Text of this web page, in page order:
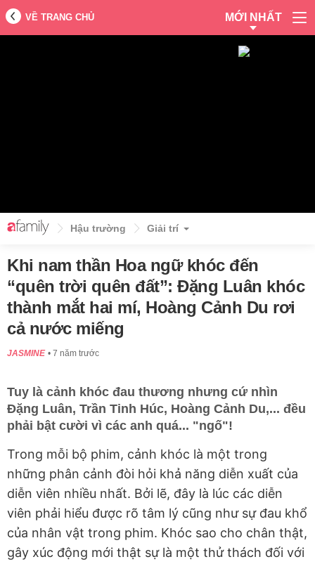
VỀ TRANG CHỦ MỚI NHẤT
Hậu trường Giải trí
Khi nam thần Hoa ngữ khóc đến
“quên trời quên đất”: Đặng Luân khóc
thành mắt hai mí, Hoàng Cảnh Du rơi
cả nước miếng
JASMINE 7 năm trước
Tuy là cảnh khóc đau thương nhưng cứ nhìn
Đặng Luân, Trần Tinh Húc, Hoàng Cảnh Du,... đều
phải bật cười vì các anh quá... "ngố"!
Trong mỗi bộ phim, cảnh khóc là một trong
những phân cảnh đòi hỏi khả năng diễn xuất của
diễn viên nhiều nhất. Bởi lẽ, đây là lúc các diễn
viên phải hiểu được rõ tâm lý cũng như sự đau khổ
của nhân vật trong phim. Khóc sao cho chân thật,
gây xúc động mới thật sự là một thử thách đối với